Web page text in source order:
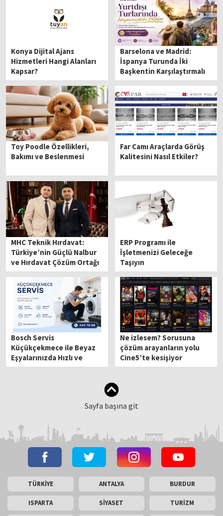
Konya Dijital Ajans
Hizmetleri Hangi Alanları
Kapsar?
Barselona ve Madrid:
İspanya Turunda İki
Başkentin Karşılaştırmalı
Kimliği
Toy Poodle Özellikleri,
Bakımı ve Beslenmesi
Far Camı Araçlarda Görüş
Kalitesini Nasıl Etkiler?
MHC Teknik Hırdavat:
Türkiye’nin Güçlü Nalbur
ve Hırdavat Çözüm Ortağı
ERP Programı ile
İşletmenizi Geleceğe
Taşıyın
Bosch Servis
Küçükçekmece ile Beyaz
Eşyalarınızda Hızlı ve
Güvenilir Teknik Destek
Ne izlesem? Sorusuna
çözüm arayanların yolu
Cine5’te kesişiyor
Sayfa başına git
TÜRKİYE ANTALYA BURDUR
ISPARTA SİYASET TURİZM